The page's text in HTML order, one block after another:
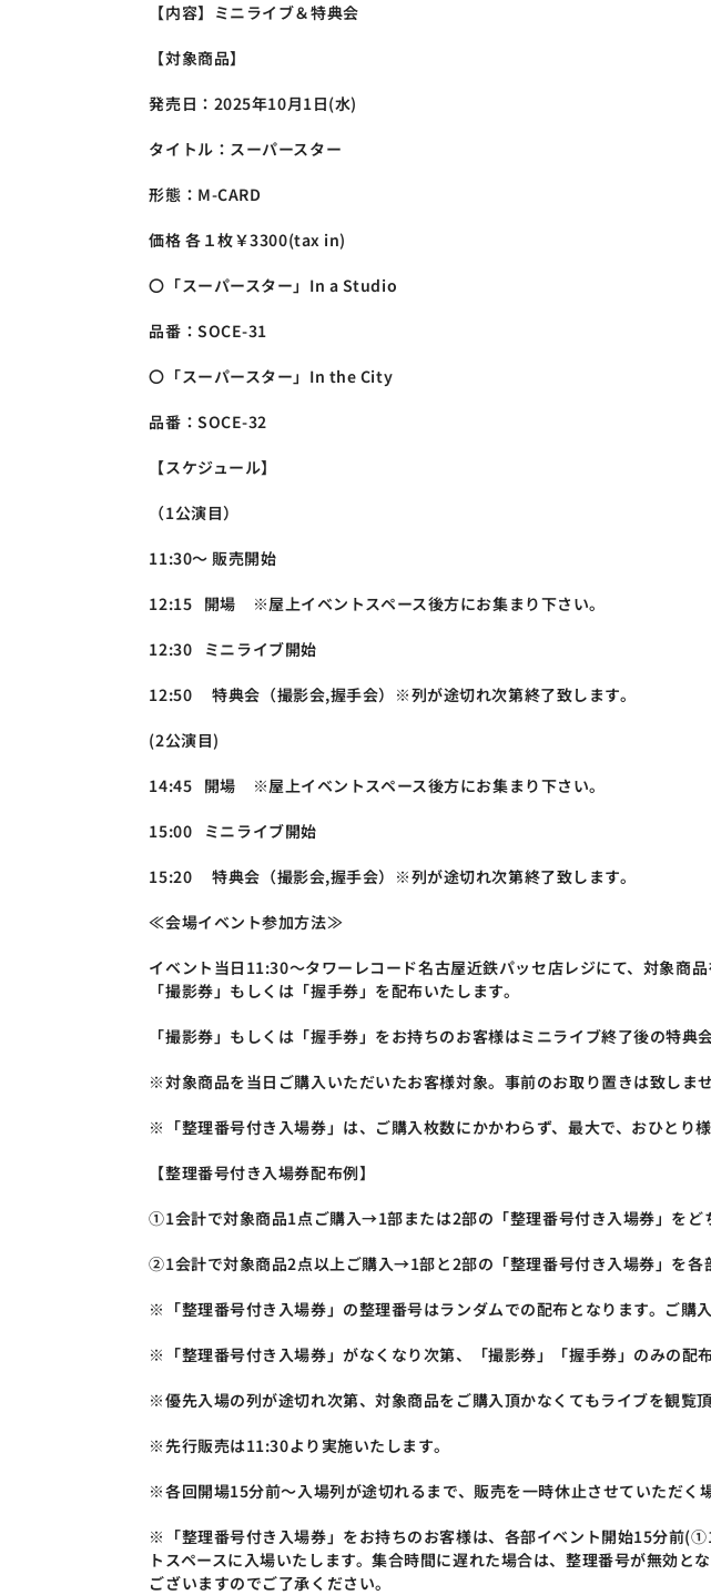
【内容】ミニライブ＆特典会
【対象商品】
発売日：2025年10月1日(水)
タイトル：スーパースター
形態：M-CARD
価格 各１枚￥3300(tax in)
〇「スーパースター」In a Studio
品番：SOCE-31
〇「スーパースター」In the City
品番：SOCE-32
【スケジュール】
（1公演目）
11:30～ 販売開始
12:15   開場　※屋上イベントスペース後方にお集まり下さい。
12:30   ミニライブ開始
12:50 　特典会（撮影会,握手会）※列が途切れ次第終了致します。
(2公演目)
14:45   開場　※屋上イベントスペース後方にお集まり下さい。
15:00   ミニライブ開始
15:20 　特典会（撮影会,握手会）※列が途切れ次第終了致します。
≪会場イベント参加方法≫
イベント当日11:30～タワーレコード名古屋近鉄パッセ店レジにて、対象商
「撮影券」もしくは「握手券」を配布いたします。
「撮影券」もしくは「握手券」をお持ちのお客様はミニライブ終了後の特典
※対象商品を当日ご購入いただいたお客様対象。事前のお取り置きは致しませ
※「整理番号付き入場券」は、ご購入枚数にかかわらず、最大で、おひとり
【整理番号付き入場券配布例】
①1会計で対象商品1点ご購入→1部または2部の「整理番号付き入場券」をど
②1会計で対象商品2点以上ご購入→1部と2部の「整理番号付き入場券」を各
※「整理番号付き入場券」の整理番号はランダムでの配布となります。ご購
※「整理番号付き入場券」がなくなり次第、「撮影券」「握手券」のみの配布
※優先入場の列が途切れ次第、対象商品をご購入頂かなくてもライブを観覧
※先行販売は11:30より実施いたします。
※各回開場15分前～入場列が途切れるまで、販売を一時休止させていただく
※「整理番号付き入場券」をお持ちのお客様は、各部イベント開始15分前
トスペースに入場いたします。集合時間に遅れた場合は、整理番号が無効
ございますのでご了承ください。